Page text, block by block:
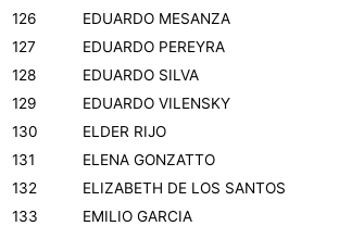
126
EDUARDO MESANZA
127
EDUARDO PEREYRA
128
EDUARDO SILVA
129
EDUARDO VILENSKY
130
ELDER RIJO
131
ELENA GONZATTO
132
ELIZABETH DE LOS SANTOS
133
EMILIO GARCIA